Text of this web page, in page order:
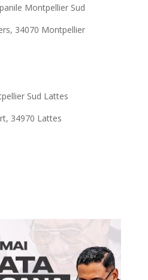
Montpellier Sud
34070 Montpellier
Sud Lattes
34970 Lattes